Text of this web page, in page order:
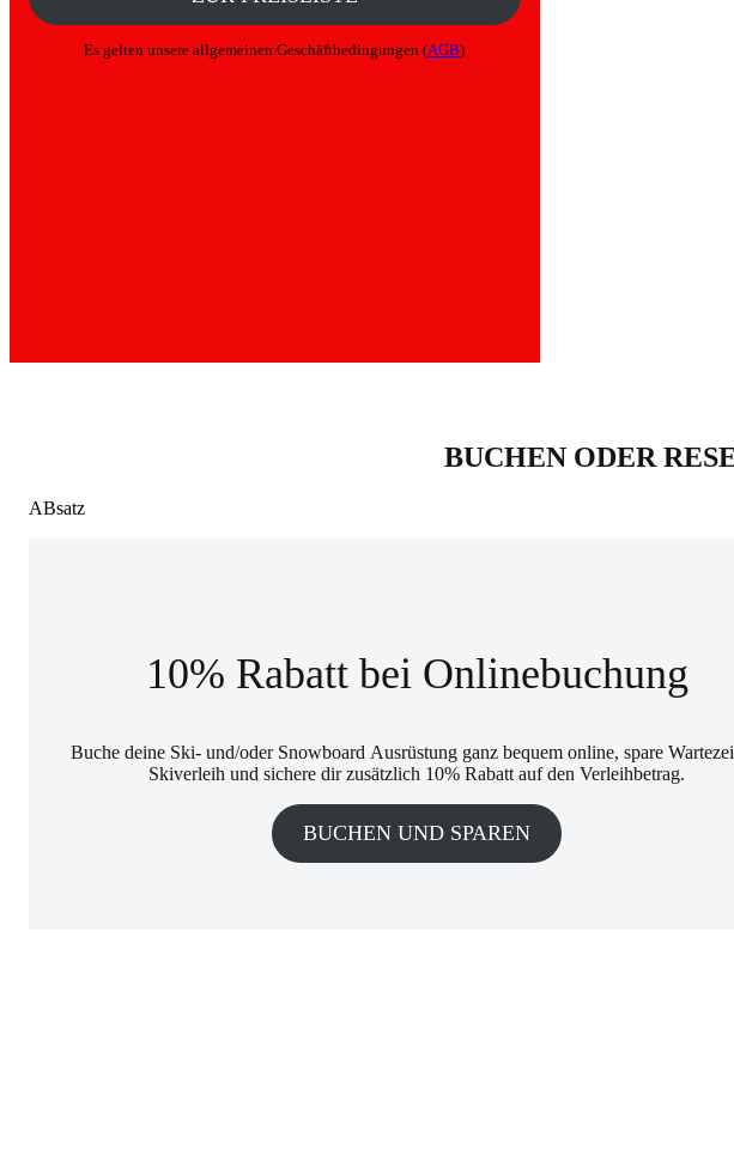
Es gelten unsere allgemeinen Geschäftbedingungen (AGB)
BUCHEN ODER
ABsatz
10% Rabatt bei Onlinebuchung
Buche deine Ski- und/oder Snowboard Ausrüstung ganz bequem online, spare
Skiverleih und sichere dir zusätzlich 10% Rabatt auf den Verleihbetrag.
BUCHEN UND SPAREN